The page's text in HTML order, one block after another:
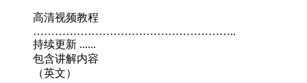
高清视频教程
………………………………………………..
持续更新 ......
包含讲解内容
（英文）